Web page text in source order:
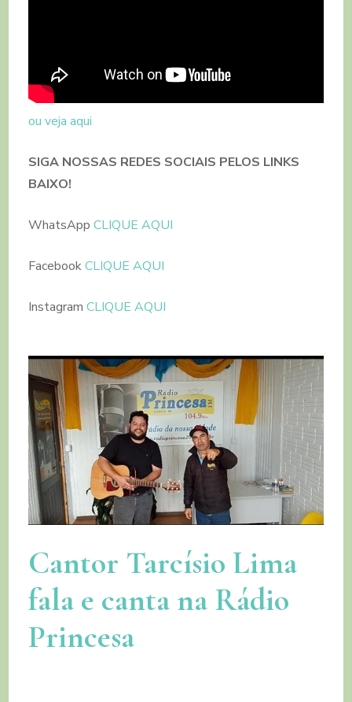
ou veja aqui
SIGA NOSSAS REDES SOCIAIS PELOS LINKS
BAIXO!
WhatsAppCLIQUE AQUI
FacebookCLIQUE AQUI
InstagramCLIQUE AQUI
Cantor Tarcísio Lima
fala e canta na Rádio
Princesa